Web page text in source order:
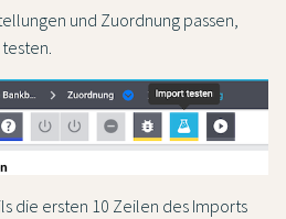
und Zuordnung passen,
die ersten 10 Zeilen des Imports